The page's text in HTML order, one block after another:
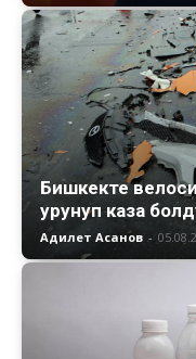
Бишкекте
урунуп каза
Адилет Асанов -